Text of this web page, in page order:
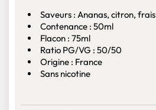
Saveurs : Ananas, citron, frais
Contenance : 50ml
Flacon : 75ml
Ratio PG/VG : 50/50
Origine : France
Sans nicotine